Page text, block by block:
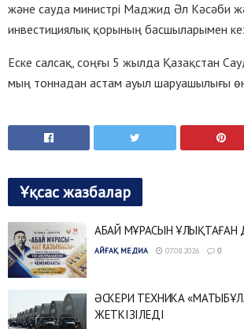
және сауда министрі Маджид Әл Кәсәби
инвестициялық қорының басшыларымен
Еске салсақ, соңғы 5 жылда Қазақстан
мың тоннадан астам ауыл шаруашылығы
Ұқсас жазбалар
АБАЙ МҰРАСЫН ҰЛЫҚТАҒАН
АЙҒАҚ МЕДИА 07.08.2026 0
ӘСКЕРИ ТЕХНИКА
ЖЕТКІЗІЛЕДІ